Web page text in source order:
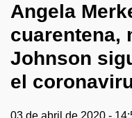
Angela
cuarentena,
Johnson
el
03 de abril de 2020 -